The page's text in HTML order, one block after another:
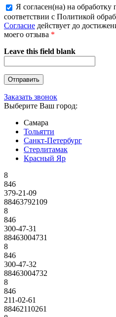
Я согласен(на) на
соответствии с Политикой
Согласие действует до
моего отзыва *
Leave this field blank
Заказать звонок
Выберите Ваш город:
Самара
Тольятти
Санкт-Петербург
Стерлитамак
Красный Яр
8
846
379-21-09
88463792109
8
846
300-47-31
88463004731
8
846
300-47-32
88463004732
8
846
211-02-61
88462110261